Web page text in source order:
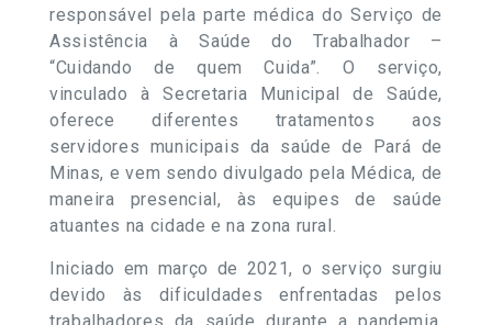
responsável pela parte médica do Serviço de
Assistência à Saúde do Trabalhador –
“Cuidando de quem Cuida”. O serviço,
vinculado à Secretaria Municipal de Saúde,
oferece diferentes tratamentos aos
servidores municipais da saúde de Pará de
Minas, e vem sendo divulgado pela Médica, de
maneira presencial, às equipes de saúde
atuantes na cidade e na zona rural.
Iniciado em março de 2021, o serviço surgiu
devido às dificuldades enfrentadas pelos